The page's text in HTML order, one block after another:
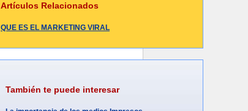
Artículos Relacionados
QUE ES EL MARKETING VIRAL
También te puede interesar